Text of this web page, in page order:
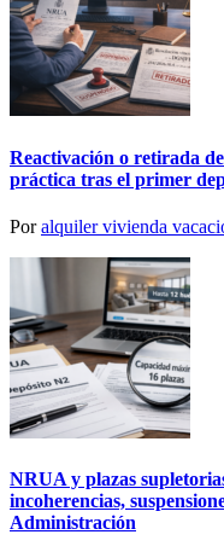
Reactivación o retirada
práctica tras el primer
Poralquiler vivienda
NRUA y plazas
incoherencias,
Administración